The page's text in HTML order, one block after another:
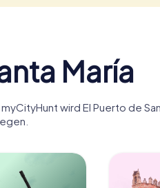
María
wird El Puerto de